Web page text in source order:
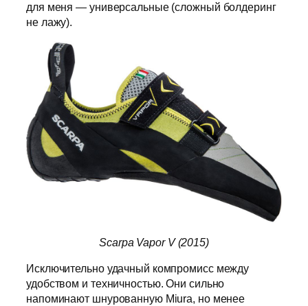
для меня — универсальные (сложный болдеринг
не лажу).
Scarpa Vapor V (2015)
Исключительно удачный компромисс между
удобством и техничностью. Они сильно
напоминают шнурованную Miura, но менее